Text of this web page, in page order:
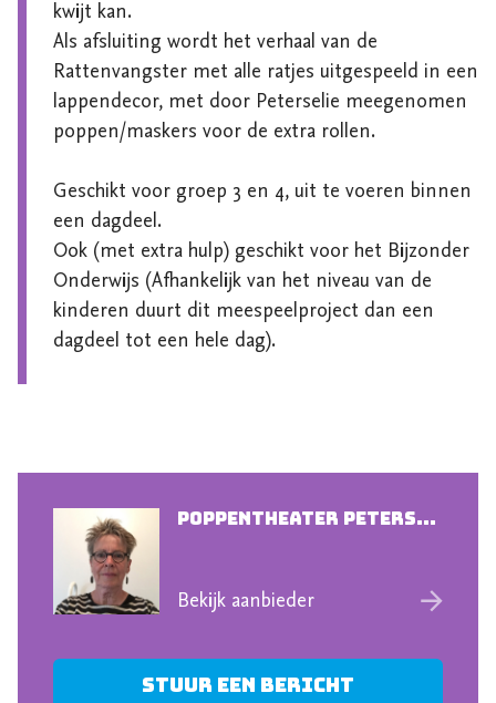
kwijt kan.
Als afsluiting wordt het verhaal van de
Rattenvangster met alle ratjes uitgespeeld in een
lappendecor, met door Peterselie meegenomen
poppen/maskers voor de extra rollen.
Geschikt voor groep 3 en 4, uit te voeren binnen
een dagdeel.
Ook (met extra hulp) geschikt voor het Bijzonder
Onderwijs (Afhankelijk van het niveau van de
kinderen duurt dit meespeelproject dan een
dagdeel tot een hele dag).
Poppentheater Peters...
Bekijk aanbieder
Stuur een bericht